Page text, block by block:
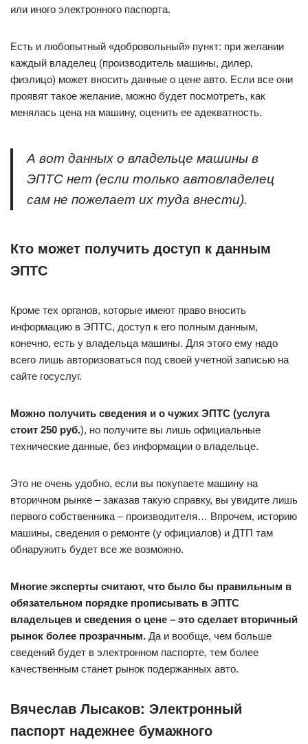
или иного электронного паспорта.
Есть и любопытный «добровольный» пункт: при желании
каждый владелец (производитель машины, дилер,
физлицо) может вносить данные о цене авто. Если все они
проявят такое желание, можно будет посмотреть, как
менялась цена на машину, оценить ее адекватность.
А вот данных о владельце машины в
ЭПТС нет (если только автовладелец
сам не пожелает их туда внести).
Кто может получить доступ к данным
ЭПТС
Кроме тех органов, которые имеют право вносить
информацию в ЭПТС, доступ к его полным данным,
конечно, есть у владельца машины. Для этого ему надо
всего лишь авторизоваться под своей учетной записью на
сайте госуслуг.
Можно получить сведения и о чужих ЭПТС (услуга
стоит 250 руб.), но получите вы лишь официальные
технические данные, без информации о владельце.
Это не очень удобно, если вы покупаете машину на
вторичном рынке – заказав такую справку, вы увидите лишь
первого собственника – производителя… Впрочем, историю
машины, сведения о ремонте (у официалов) и ДТП там
обнаружить будет все же возможно.
Многие эксперты считают, что было бы правильным в
обязательном порядке прописывать в ЭПТС
владельцев и сведения о цене – это сделает вторичный
рынок более прозрачным. Да и вообще, чем больше
сведений будет в электронном паспорте, тем более
качественным станет рынок подержанных авто.
Вячеслав Лысаков: Электронный
паспорт надежнее бумажного